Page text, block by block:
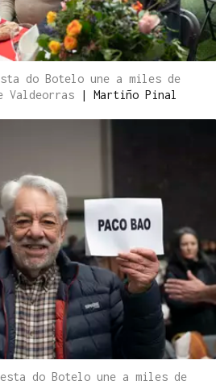
do Botelo une a miles de
Valdeorras
| Martiño Pinal
do Botelo une a miles de